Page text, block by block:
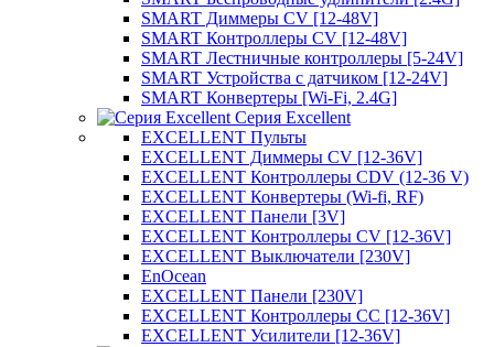
SMART Диммеры CV [12-48V]
SMART Контроллеры CV [12-48V]
SMART Лестничные контроллеры [5-24V]
SMART Устройства с датчиком [12-24V]
SMART Конвертеры [Wi-Fi, 2.4G]
Серия Excellent
EXCELLENT Пульты
EXCELLENT Диммеры CV [12-36V]
EXCELLENT Контроллеры CDV (12-36 V)
EXCELLENT Конвертеры (Wi-fi, RF)
EXCELLENT Панели [3V]
EXCELLENT Контроллеры CV [12-36V]
EXCELLENT Выключатели [230V]
EnOcean
EXCELLENT Панели [230V]
EXCELLENT Контроллеры CC [12-36V]
EXCELLENT Усилители [12-36V]